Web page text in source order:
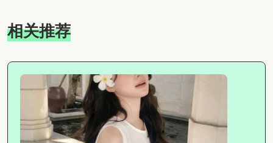
相关推荐